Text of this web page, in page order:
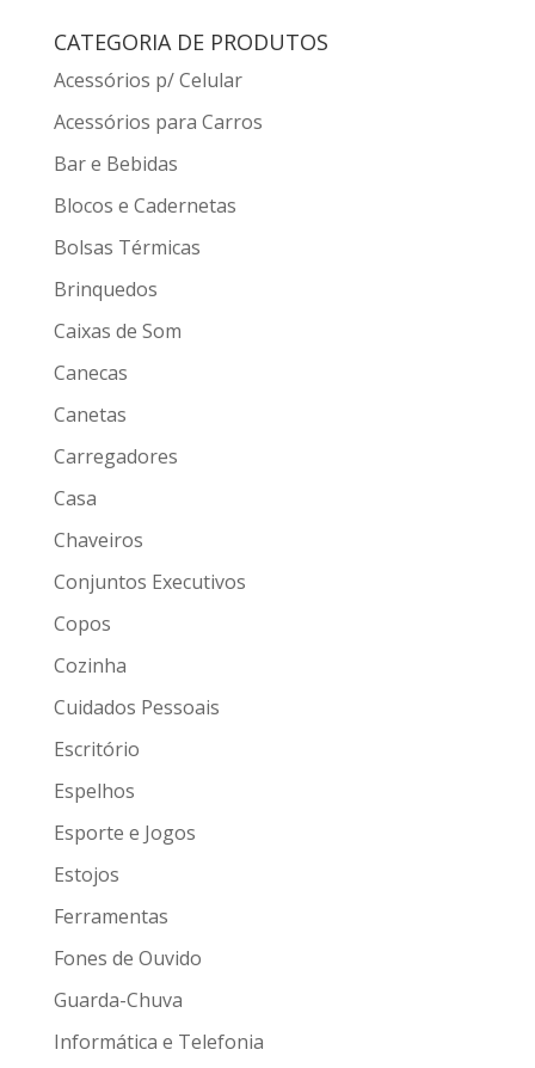
CATEGORIA DE PRODUTOS
Acessórios p/ Celular
Acessórios para Carros
Bar e Bebidas
Blocos e Cadernetas
Bolsas Térmicas
Brinquedos
Caixas de Som
Canecas
Canetas
Carregadores
Casa
Chaveiros
Conjuntos Executivos
Copos
Cozinha
Cuidados Pessoais
Escritório
Espelhos
Esporte e Jogos
Estojos
Ferramentas
Fones de Ouvido
Guarda-Chuva
Informática e Telefonia